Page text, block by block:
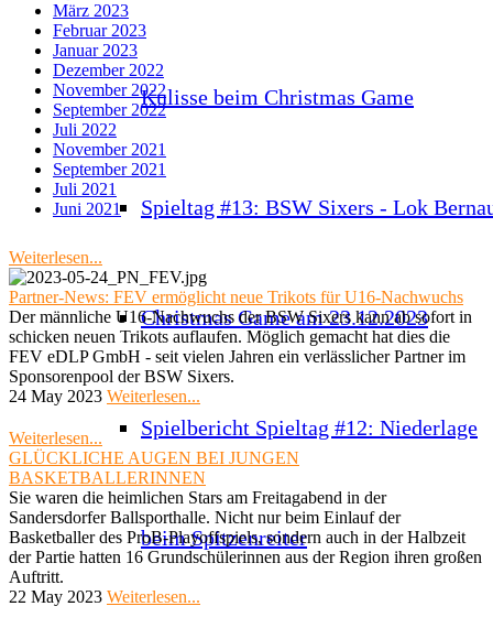
Kulisse beim Christmas Game
Spieltag #13: BSW Sixers - Lok
Christmas Game am 23.12.2023
Spielbericht Spieltag #12: Niederlage
beim Spitzenreiter
März 2023
Februar 2023
Januar 2023
Dezember 2022
November 2022
September 2022
Juli 2022
November 2021
September 2021
Juli 2021
Juni 2021
Weiterlesen...
Partner-News: FEV ermöglicht neue Trikots für U16-Nachwuchs
Der männliche U16-Nachwuchs der BSW Sixers kann ab sofort in
schicken neuen Trikots auflaufen. Möglich gemacht hat dies die
FEV eDLP GmbH - seit vielen Jahren ein verlässlicher Partner im
Sponsorenpool der BSW Sixers.
24 May 2023 Weiterlesen...
Weiterlesen...
GLÜCKLICHE AUGEN BEI JUNGEN
BASKETBALLERINNEN
Sie waren die heimlichen Stars am Freitagabend in der
Sandersdorfer Ballsporthalle. Nicht nur beim Einlauf der
Basketballer des ProB-Playoffspiels, sondern auch in der Halbzeit
der Partie hatten 16 Grundschülerinnen aus der Region ihren großen
Auftritt.
22 May 2023 Weiterlesen...